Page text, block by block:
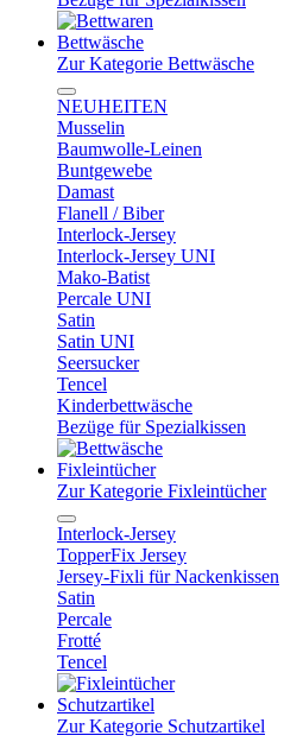
Bettwäsche
Zur Kategorie Bettwäsche
NEUHEITEN
Musselin
Baumwolle-Leinen
Buntgewebe
Damast
Flanell / Biber
Interlock-Jersey
Interlock-Jersey UNI
Mako-Batist
Percale UNI
Satin
Satin UNI
Seersucker
Tencel
Kinderbettwäsche
Bezüge für Spezialkissen
Fixleintücher
Zur Kategorie Fixleintücher
Interlock-Jersey
TopperFix Jersey
Jersey-Fixli für Nackenkissen
Satin
Percale
Frotté
Tencel
Schutzartikel
Zur Kategorie Schutzartikel